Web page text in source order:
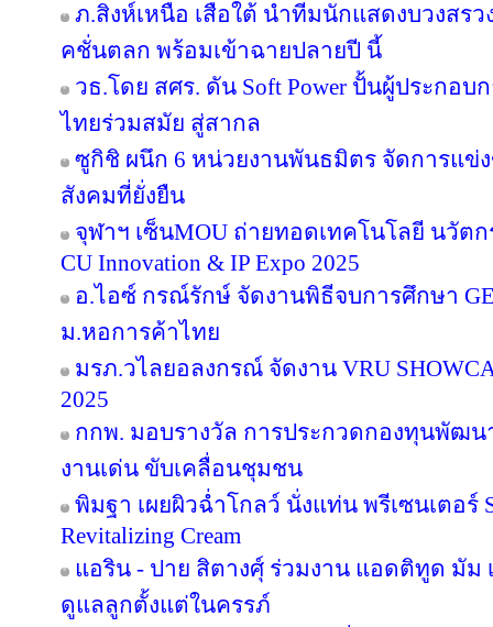
ภ.สิงห์เหนือ เสือใต้ นำทีมนักแสดงบวงสร
คชั่นตลก พร้อมเข้าฉายปลายปี นี้
วธ.โดย สศร. ดัน Soft Power ปั้นผู้ประกอ
ไทยร่วมสมัย สู่สากล
ซูกิชิ ผนึก 6 หน่วยงานพันธมิตร จัดการแ
สังคมที่ยั่งยืน
จุฬาฯ เซ็นMOU ถ่ายทอดเทคโนโลยี นวัต
CU Innovation & IP Expo 2025
อ.ไอซ์ กรณ์รักษ์ จัดงานพิธีจบการศึกษา
ม.หอการค้าไทย
มรภ.วไลยอลงกรณ์ จัดงาน VRU
2025
กกพ. มอบรางวัล การประกวดกองทุนพัฒน
งานเด่น ขับเคลื่อนชุมชน
พิมฐา เผยผิวฉ่ำโกลว์ นั่งแท่น พรีเซนเตอร์
Revitalizing Cream
แอริน - ปาย สิตางศุ์ ร่วมงาน แอดติทูด มัม
ดูแลลูกตั้งแต่ในครรภ์